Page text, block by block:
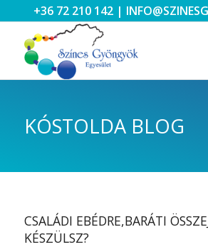
+36 72 210 142 |
KÓSTOLDA BLOG
CSALÁDI EBÉDRE,BARÁTI
KÉSZÜLSZ?